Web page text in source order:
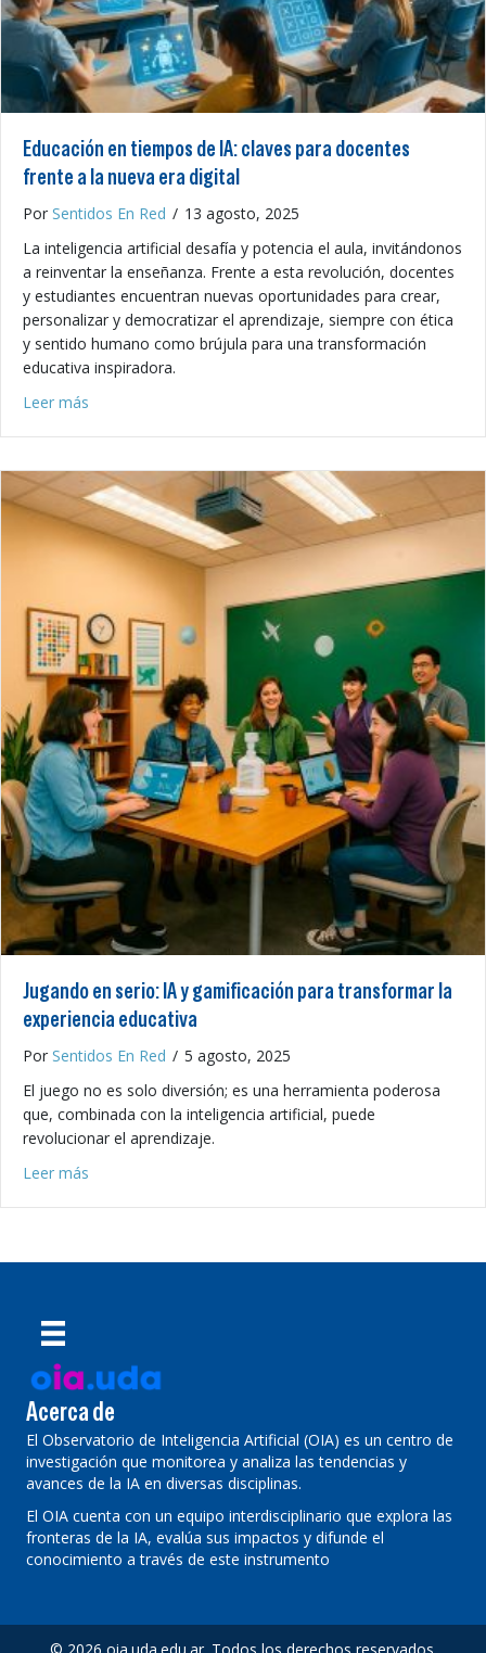
Educación en tiempos de IA: claves para docentes
frente a la nueva era digital
Por Sentidos En Red / 13 agosto, 2025
La inteligencia artificial desafía y potencia el aula, invitándonos
a reinventar la enseñanza. Frente a esta revolución, docentes
y estudiantes encuentran nuevas oportunidades para crear,
personalizar y democratizar el aprendizaje, siempre con ética
y sentido humano como brújula para una transformación
educativa inspiradora.
Leer más
Jugando en serio: IA y gamificación para transformar la
experiencia educativa
Por Sentidos En Red / 5 agosto, 2025
El juego no es solo diversión; es una herramienta poderosa
que, combinada con la inteligencia artificial, puede
revolucionar el aprendizaje.
Leer más
Acerca de
El Observatorio de Inteligencia Artificial (OIA) es un centro de
investigación que monitorea y analiza las tendencias y
avances de la IA en diversas disciplinas.
El OIA cuenta con un equipo interdisciplinario que explora las
fronteras de la IA, evalúa sus impactos y difunde el
conocimiento a través de este instrumento